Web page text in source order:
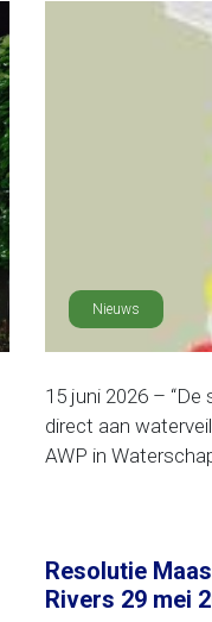
Nieuws
15 juni 2026 –
direct aan
AWP in
Resolutie
Rivers 29 mei